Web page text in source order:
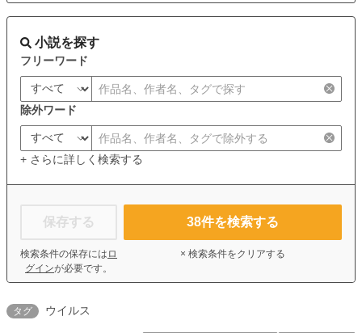
小説を探す
フリーワード
除外ワード
+ さらに詳しく検索する
保存する
検索条件の保存には ロ
グインが必要です。
38件を検索する
× 検索条件をクリアする
タグ ウイルス